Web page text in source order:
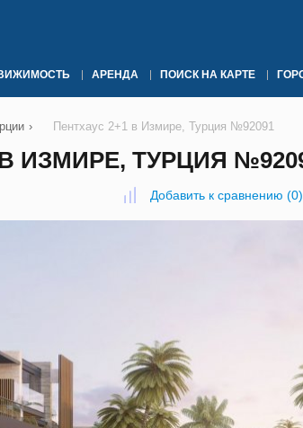
АРЕНДА ПОИСК НА КАРТЕ
› Пентхаус 2+1 в Измире, Турция №92091
ИЗМИРЕ, ТУРЦИЯ
Добавить к сравнению (0)